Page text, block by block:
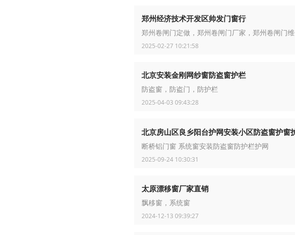
郑州经济技术开发区帅发门窗行
郑州卷闸门定做，郑州卷闸门厂家，郑州卷闸门
2025-02-27 10:21:58
北京安装金刚网纱窗防盗窗护栏
防盗窗，防盗门，防护栏
2025-04-03 09:43:28
北京房山区良乡阳台护网安装小区防盗窗护窗
断桥铝门窗 系统窗安装防盗窗防护栏护网
2025-09-24 10:30:31
太原漂移窗厂家直销
飘移窗，系统窗
2024-12-13 09:39:27